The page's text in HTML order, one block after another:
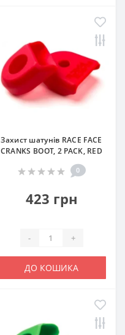
Захист шатунів RACE FACE
CRANKS BOOT, 2 PACK, RED
0
423 грн
- +
ДО КОШИКА